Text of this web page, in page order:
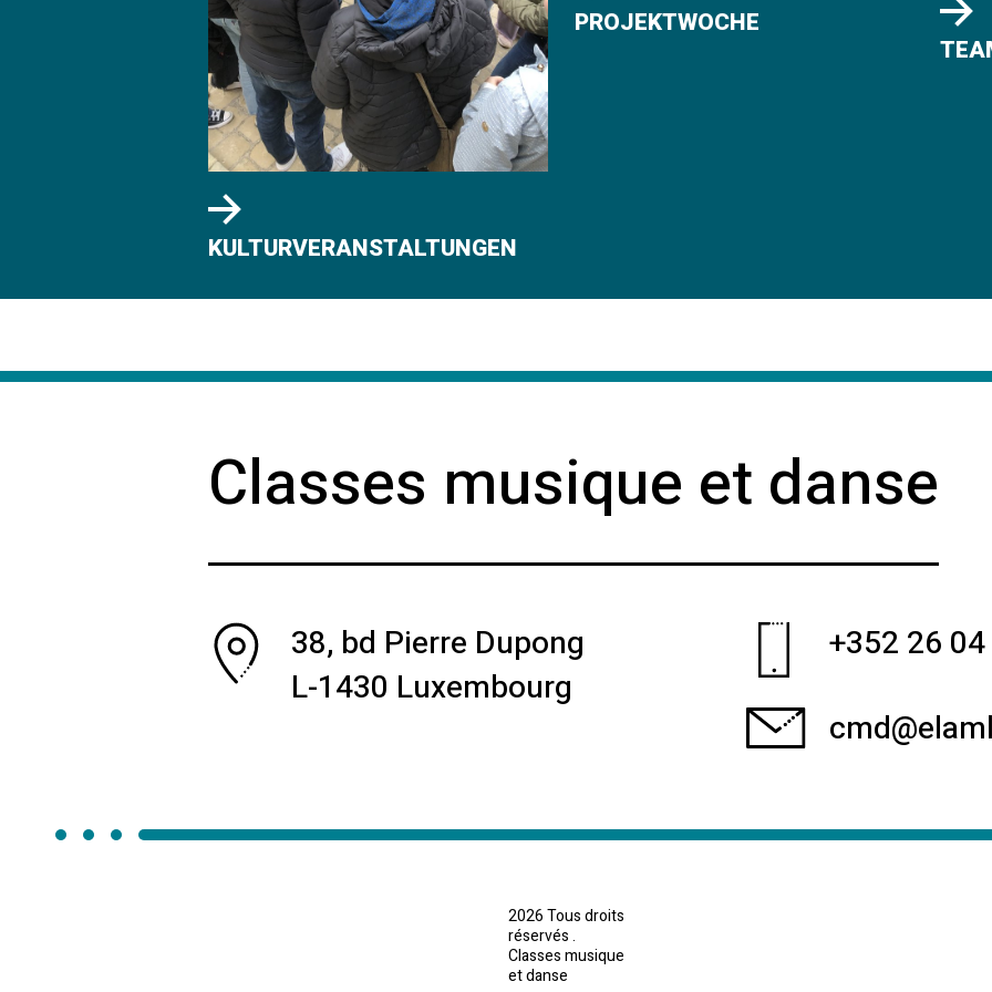
KULTURVERANSTALTUNGEN
PROJEKTWOCHE
Classes musique et danse
38, bd Pierre Dupong
L-1430 Luxembourg
+352 26 04
2026 Tous droits
réservés .
Classes musique
et danse